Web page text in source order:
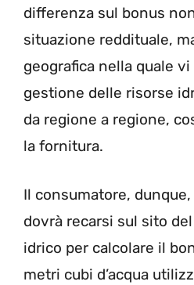
differenza sul bonus
situazione reddituale,
geografica nella quale
gestione delle risorse
da regione a regione,
la fornitura.
Il consumatore,
dovrà recarsi sul sito
idrico per calcolare il
metri cubi d’acqua